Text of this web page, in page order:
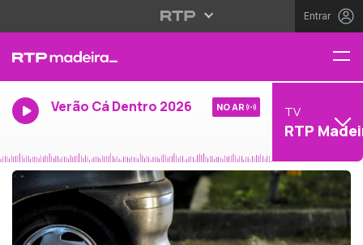
Entrar
Verão Cá Dentro 2026 NO AR TV
RTP